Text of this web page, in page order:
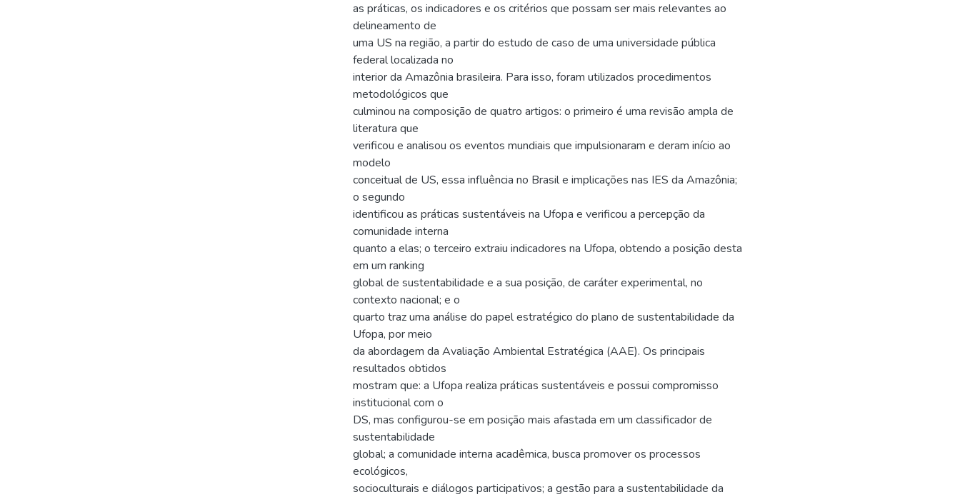
as práticas, os indicadores e os critérios que possam ser mais relevantes ao
delineamento de
uma US na região, a partir do estudo de caso de uma universidade pública
federal localizada no
interior da Amazônia brasileira. Para isso, foram utilizados procedimentos
metodológicos que
culminou na composição de quatro artigos: o primeiro é uma revisão ampla de
literatura que
verificou e analisou os eventos mundiais que impulsionaram e deram início ao
modelo
conceitual de US, essa influência no Brasil e implicações nas IES da Amazônia;
o segundo
identificou as práticas sustentáveis na Ufopa e verificou a percepção da
comunidade interna
quanto a elas; o terceiro extraiu indicadores na Ufopa, obtendo a posição desta
em um ranking
global de sustentabilidade e a sua posição, de caráter experimental, no
contexto nacional; e o
quarto traz uma análise do papel estratégico do plano de sustentabilidade da
Ufopa, por meio
da abordagem da Avaliação Ambiental Estratégica (AAE). Os principais
resultados obtidos
mostram que: a Ufopa realiza práticas sustentáveis e possui compromisso
institucional com o
DS, mas configurou-se em posição mais afastada em um classificador de
sustentabilidade
global; a comunidade interna acadêmica, busca promover os processos
ecológicos,
socioculturais e diálogos participativos; a gestão para a sustentabilidade da